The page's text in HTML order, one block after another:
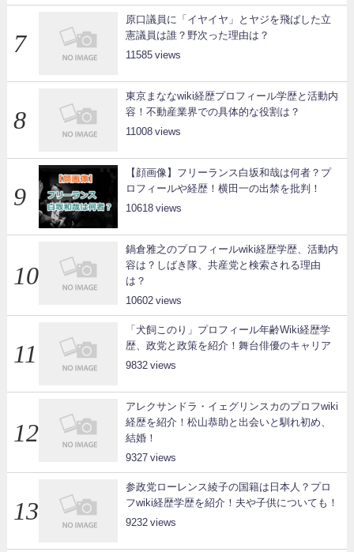
原口議員に「イヤイヤ」とヤジを飛ばした立
憲議員は誰？野次った理由は？
11585
東京まななwiki経歴プロフィール学歴と活動内
容！不動産業界での具体的な役割は？
11008
【顔画像】フリーランス白坂和哉は何者？プ
ロフィールや経歴！横田一の出禁を批判！
10618
鍋倉雅之のプロフィールwiki経歴学歴、活動内
容は？しばき隊、共産党と検索される理由
は？
10602
「犬飼このり」プロフィール年齢Wiki経歴学
歴、政党と政策を紹介！舞台俳優のキャリア
9832
アレクサンドラ・イェグリンスカのプロフwiki
経歴を紹介！松山恭助と出会いと馴れ初め、
結婚！
9327
参政党ローレンス綾子の国籍は日本人？プロ
フwiki経歴学歴を紹介！夫や子供についても！
9232